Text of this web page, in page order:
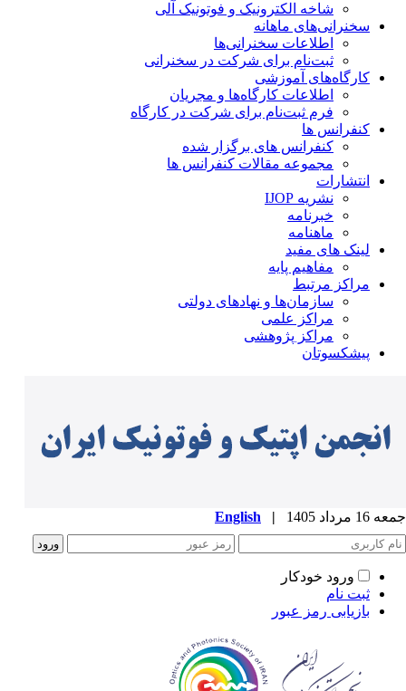
شاخه‌ الکترونیک و فوتونیک آلی
سخنرانی‌های ماهانه
اطلاعات سخنرانی‌‌ها
ثبت‌نام برای شرکت در سخنرانی
کارگاه‌های آموزشی
اطلاعات کارگاه‌ها و مجریان
فرم ثبت‌نام برای شرکت در کارگاه
کنفرانس ها
کنفرانس های برگزار شده
مجموعه مقالات کنفرانس ها
انتشارات
نشریه IJOP
خبرنامه
ماهنامه
لینک های مفید
مفاهیم پایه
مراکز مرتبط
سازمان‌ها و نهادهای دولتی
مراکز علمی
مراکز پژوهشی
پیشکسوتان
مرداد 1405 |
English
ورود خودکار
ثبت نام
بازیابی رمز عبور